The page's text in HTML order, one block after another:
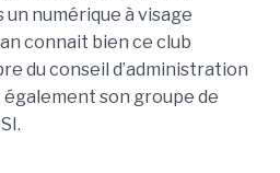
numérique à visage
connait bien ce club
du conseil d’administration
également son groupe de
SI.